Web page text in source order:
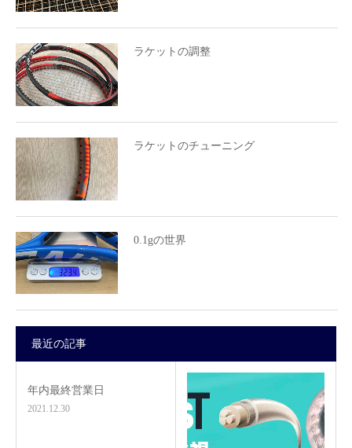
ラケットの調整
ラケットのチューニング
0.1gの世界
最近の記事
年内最終営業日
2021.12.30